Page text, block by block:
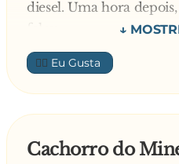
diesel. Uma hora
falou:
- Era um Ford...
Continuaram em
cigarrinho de palha, até
tarde, o outro
Pitaram mais um pouco
👍🏼
Cachorro do